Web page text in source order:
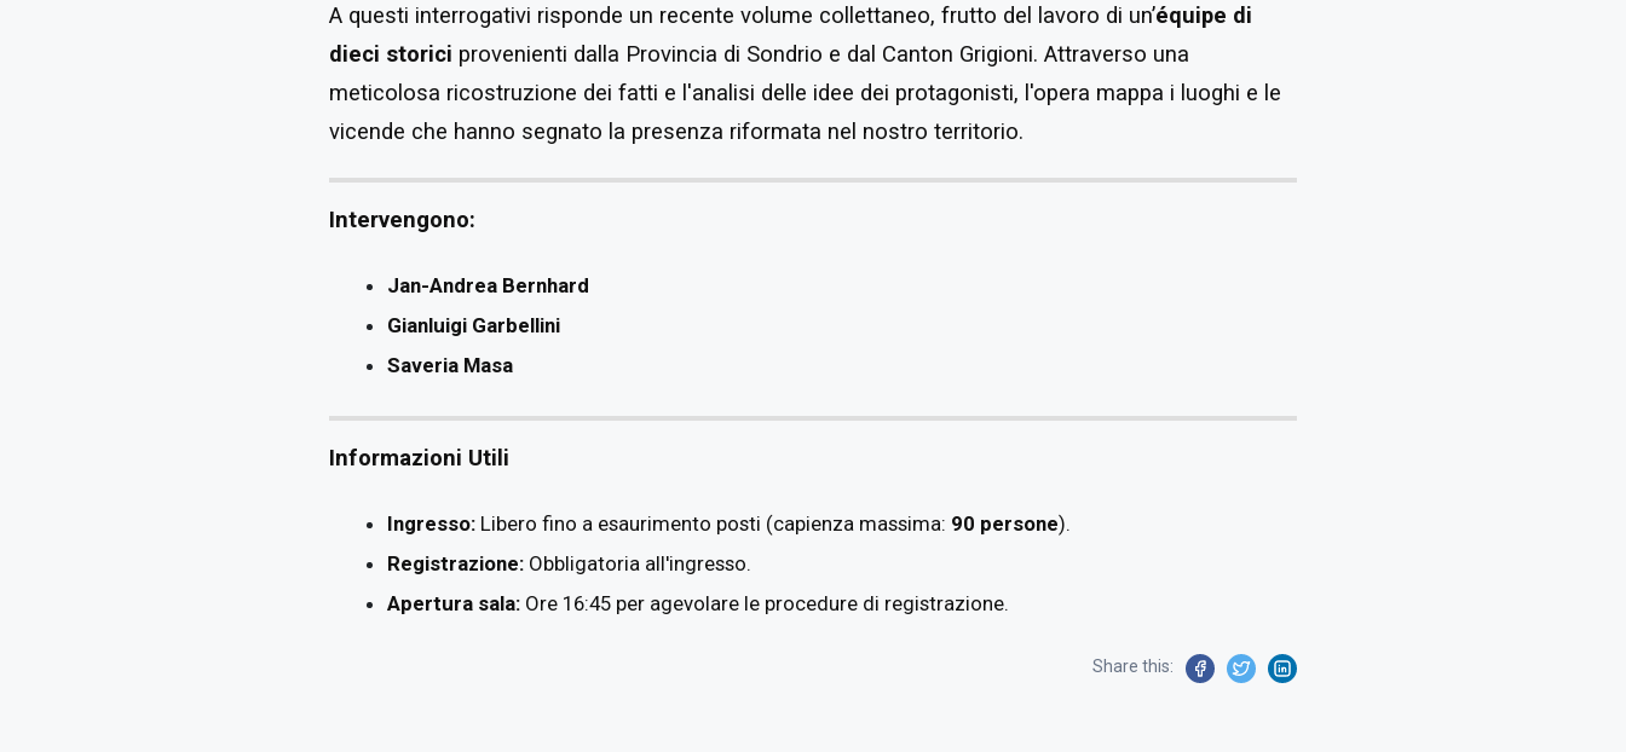
A questi interrogativi risponde un recente volume collettaneo, frutto del lavoro di un’équipe di
dieci storici provenienti dalla Provincia di Sondrio e dal Canton Grigioni. Attraverso una
meticolosa ricostruzione dei fatti e l'analisi delle idee dei protagonisti, l'opera mappa i luoghi e le
vicende che hanno segnato la presenza riformata nel nostro territorio.
Intervengono:
Jan-Andrea Bernhard
Gianluigi Garbellini
Saveria Masa
Informazioni Utili
Ingresso: Libero fino a esaurimento posti (capienza massima: 90 persone).
Registrazione: Obbligatoria all'ingresso.
Apertura sala: Ore 16:45 per agevolare le procedure di registrazione.
Share this: